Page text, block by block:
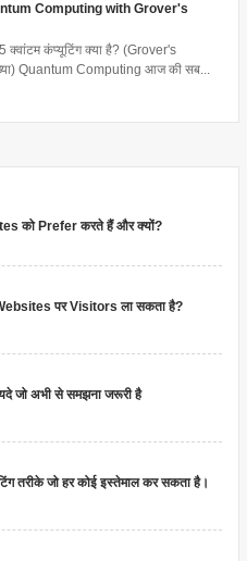
Computing with Grover's
कंप्यूटिंग क्या है? (Grover's
Quantum Computing आज की सब...
को Prefer करते हैं और क्यों?
पर Visitors ला सकता है?
जो अभी से समझना जरूरी है
तरीके जो हर कोई इस्तेमाल कर सकता है।